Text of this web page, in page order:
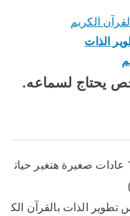
الذات
يحتاج لسماعه.
تغيير العادات: كيف اغير عاداتي؟ 10 عادات صغيرة هتغير حيات
الذات بالقرآن الك